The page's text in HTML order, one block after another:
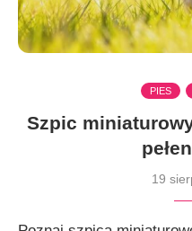
PIES
Szpic
19